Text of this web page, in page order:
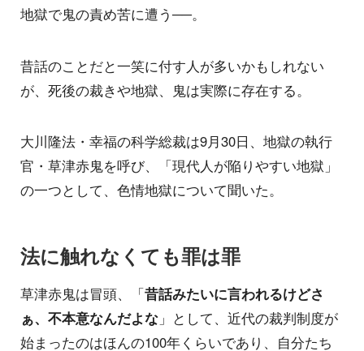
地獄で鬼の責め苦に遭う──。
昔話のことだと一笑に付す人が多いかもしれない
が、死後の裁きや地獄、鬼は実際に存在する。
大川隆法・幸福の科学総裁は9月30日、地獄の執行
官・草津赤鬼を呼び、「現代人が陥りやすい地獄」
の一つとして、色情地獄について聞いた。
法に触れなくても罪は罪
草津赤鬼は冒頭、「昔話みたいに言われるけどさ
ぁ、不本意なんだよな 」として、近代の裁判制度が
始まったのはほんの100年くらいであり、自分たち